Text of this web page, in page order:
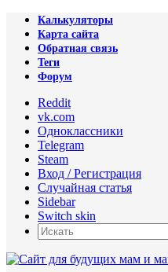
Калькуляторы
Карта сайта
Обратная связь
Теги
Форум
Reddit
vk.com
Одноклассники
Telegram
Steam
Вход / Регистрация
Случайная статья
Sidebar
Switch skin